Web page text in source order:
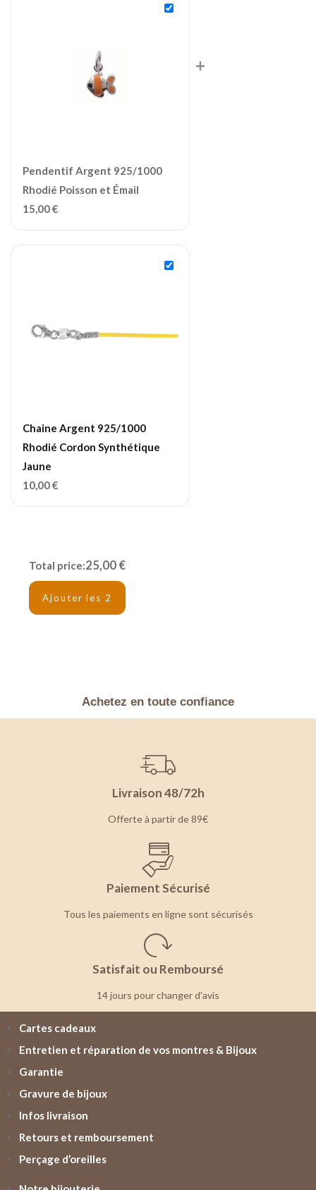
Pendentif Argent 925/1000
Rhodié Poisson et Émail
15,00€
+
Chaine Argent 925/1000
Rhodié Cordon Synthétique
Jaune
10,00€
Total price:25,00 €
Ajouter les 2
Achetez en toute confiance
Livraison 48/72h
Offerte à partir de 89€
Paiement Sécurisé
Tous les paiements en ligne sont sécurisés
Satisfait ou Remboursé
14 jours pour changer d'avis
Cartes cadeaux
Entretien et réparation de vos montres & Bijoux
Garantie
Gravure de bijoux
Infos livraison
Retours et remboursement
Perçage d’oreilles